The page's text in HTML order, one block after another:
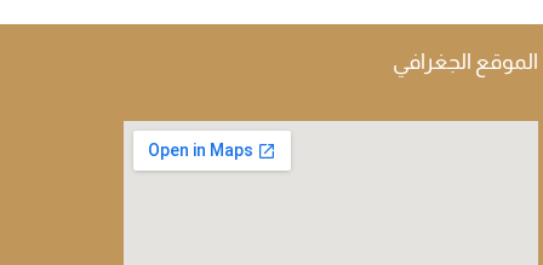
الموقع الجغرافي